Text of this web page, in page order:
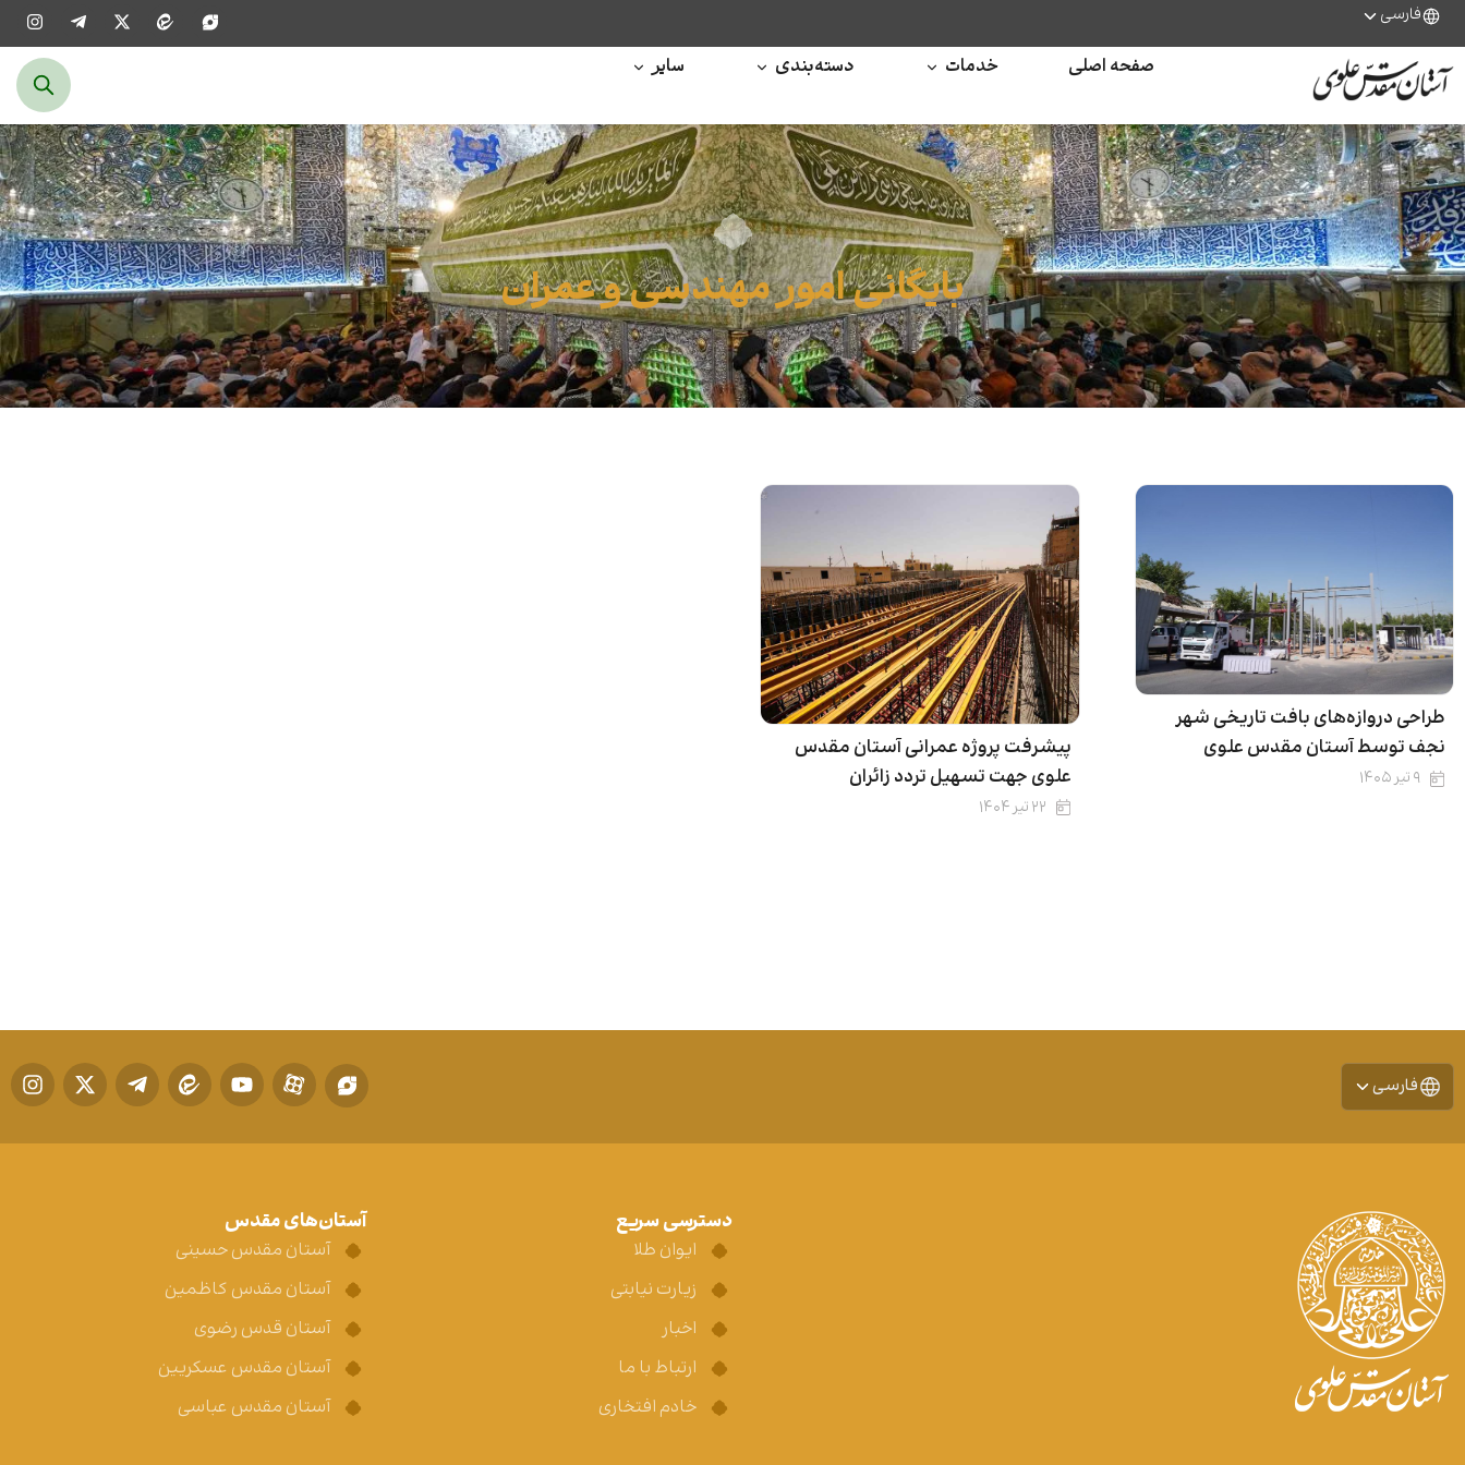
فارسی
صفحه اصلی خدمات دسته‌بندی سایر
بایگانی امور مهندسی و عمران
طراحی دروازه‌های بافت تاریخی شهر
نجف توسط آستان مقدس علوی
۹ تیر ۱۴۰۵
پیشرفت پروژه عمرانی آستان مقدس
علوی جهت تسهیل تردد زائران
۲۲ تیر ۱۴۰۴
فارسی
دسترسی سریع
ایوان طلا
زیارت نیابتی
اخبار
ارتباط با ما
خادم افتخاری
آستان‌های مقدس
آستان مقدس حسینی
آستان مقدس کاظمین
آستان قدس رضوی
آستان مقدس عسکریین
آستان مقدس عباسی